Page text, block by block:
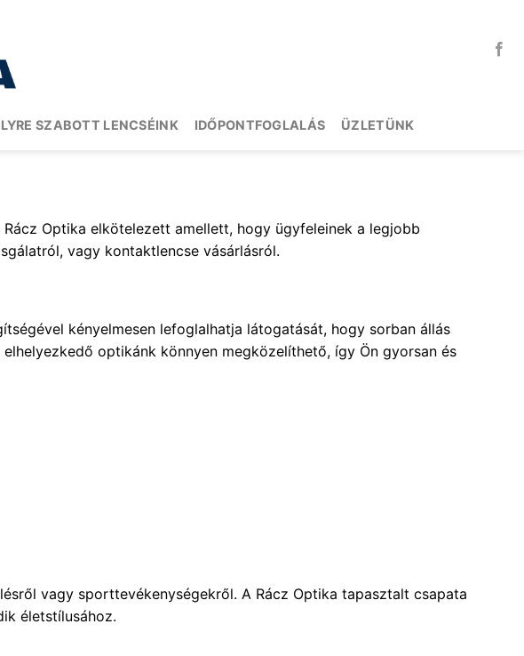
SZABOTT LENCSÉINK IDŐPONTFOGLALÁS ÜZLETÜNK
Optika elkötelezett amellett, hogy ügyfeleinek a legjobb
vagy kontaktlencse vásárlásról.
kényelmesen lefoglalhatja látogatását, hogy sorban állás
optikánk könnyen megközelíthető, így Ön gyorsan és
vagy sporttevékenységekről. A Rácz Optika tapasztalt csapata
életstílusához.